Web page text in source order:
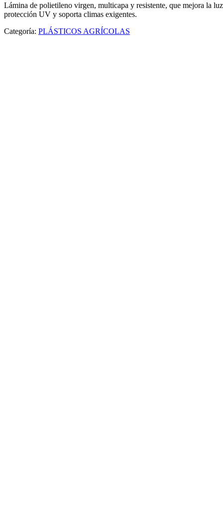
Lámina de polietileno virgen, multicapa y resistente, que mejora la
protección UV y soporta climas exigentes.
Categoría: PLÁSTICOS AGRÍCOLAS